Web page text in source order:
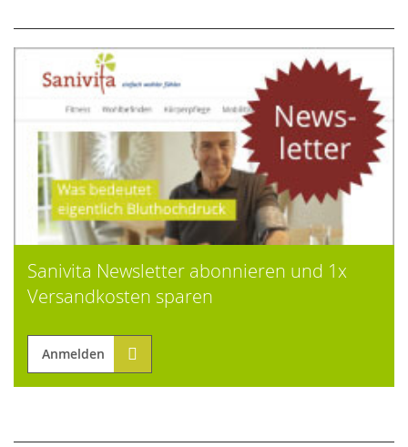
Sanivita Newsletter abonnieren und 1x
Versandkosten sparen
Anmelden